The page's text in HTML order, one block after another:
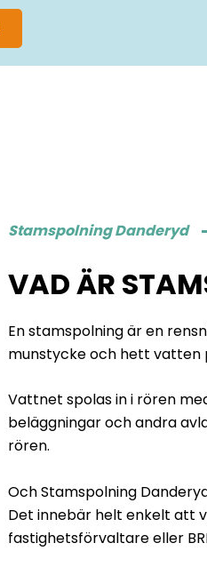
Stamspolning Danderyd
VAD ÄR
Enstamspolningär en
munstycke och hett vatten
Vattnet spolas in i rören
beläggningar och andra
rören.
Och Stamspolning
Det innebär helt enkelt att
fastighetsförvaltare eller